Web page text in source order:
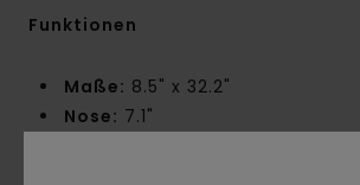
Funktionen
Maße: 8.5" x 32.2"
Nose: 7.1"